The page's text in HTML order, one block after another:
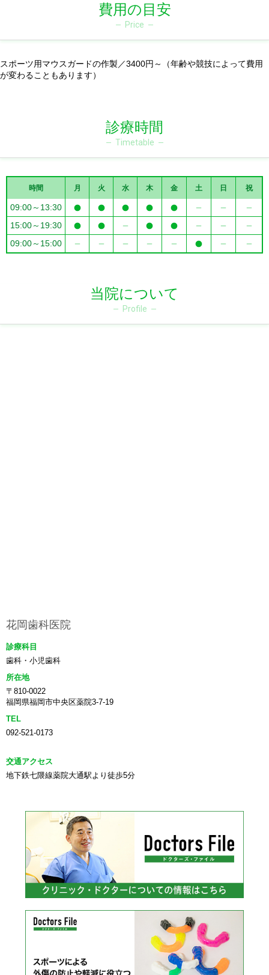
費用の目安
Price
スポーツ用マウスガードの作製／3400円～（年齢や競技によって費用
が変わることもあります）
診療時間
Timetable
時間 月 火 水 木 金 土 日 祝
09:00～13:30
15:00～19:30
09:00～15:00
当院について
Profile
花岡歯科医院
診療科目
歯科・小児歯科
所在地
〒810-0022
福岡県福岡市中央区薬院3-7-19
TEL
092-521-0173
交通アクセス
地下鉄七隈線薬院大通駅より徒歩5分